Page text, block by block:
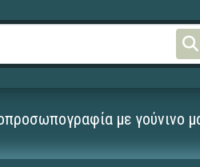
με γούνινο